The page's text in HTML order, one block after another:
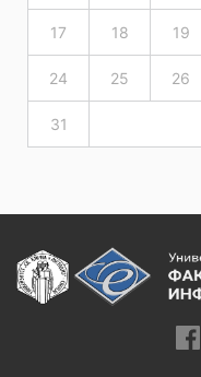
17 18 19
24 25 26
31